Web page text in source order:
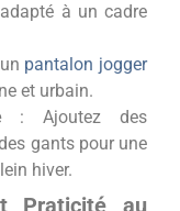
à un cadre
pantalon jogger
et urbain.
: Ajoutez des
gants pour une
hiver.
Praticité au